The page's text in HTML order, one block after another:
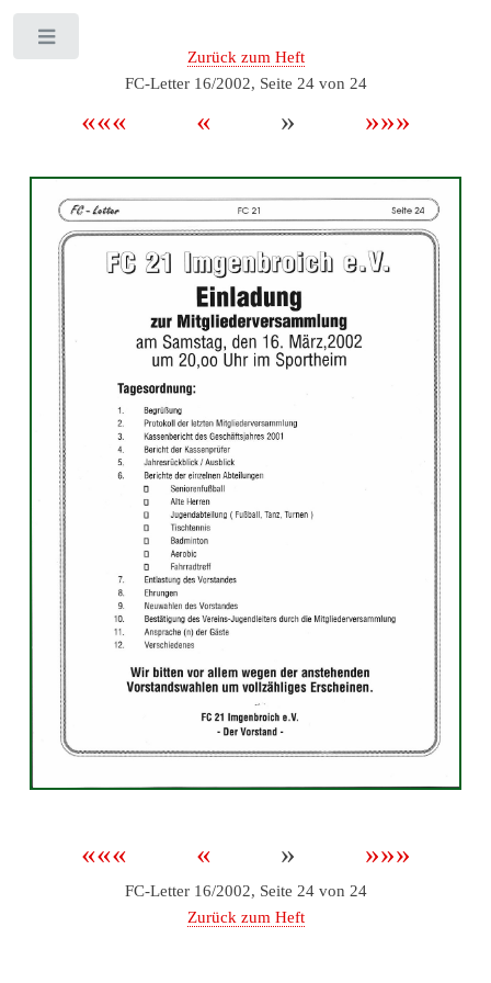
Zurück zum Heft
FC-Letter 16/2002, Seite 24 von 24
««« « » »»»
««« « » »»»
FC-Letter 16/2002, Seite 24 von 24
Zurück zum Heft